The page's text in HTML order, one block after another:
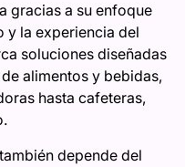
gracias a su enfoque
y la experiencia del
soluciones diseñadas
alimentos y bebidas,
hasta cafeteras,
depende del